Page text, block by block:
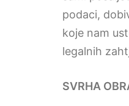
podaci,
koje nam
legalnih
SVRHA